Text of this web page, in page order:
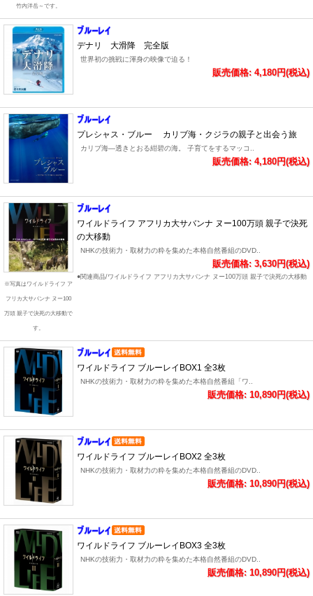
竹内洋岳～です。
デナリ 大滑降 完全版
世界初の挑戦に渾身の映像で迫る！
販売価格: 4,180円(税込)
プレシャス・ブルー カリブ海・クジラの親子と出会う旅
カリブ海―透きとおる紺碧の海。 子育てをするマッコ..
販売価格: 4,180円(税込)
※写真はワイルドライフ ア
フリカ大サバンナ ヌー100
万頭 親子で決死の大移動で
す。
ワイルドライフ アフリカ大サバンナ ヌー100万頭 親子で決死
の大移動
NHKの技術力・取材力の粋を集めた本格自然番組のDVD..
販売価格: 3,630円(税込)
●関連商品/ワイルドライフ アフリカ大サバンナ ヌー100万頭 親子で決死の大移動
ワイルドライフ ブルーレイBOX1 全3枚
NHKの技術力・取材力の粋を集めた本格自然番組「ワ..
販売価格: 10,890円(税込)
ワイルドライフ ブルーレイBOX2 全3枚
NHKの技術力・取材力の粋を集めた本格自然番組のDVD..
販売価格: 10,890円(税込)
ワイルドライフ ブルーレイBOX3 全3枚
NHKの技術力・取材力の粋を集めた本格自然番組のDVD..
販売価格: 10,890円(税込)